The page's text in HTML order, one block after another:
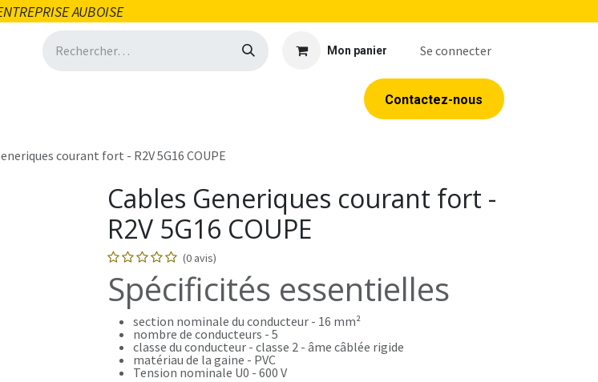
AUBOISE
Mon panier Se connecter
Outillage Formations
Contacte​​​​z​​​​​​​​-​​nous
courant fort - R2V 5G16 COUPE
Cables Generiques courant fort -
R2V 5G16 COUPE
(0 avis)
Spécificités essentielles
section nominale du conducteur - 16 mm²
nombre de conducteurs - 5
classe du conducteur - classe 2 - âme câblée rigide
matériau de la gaine - PVC
Tension nominale U0 - 600 V